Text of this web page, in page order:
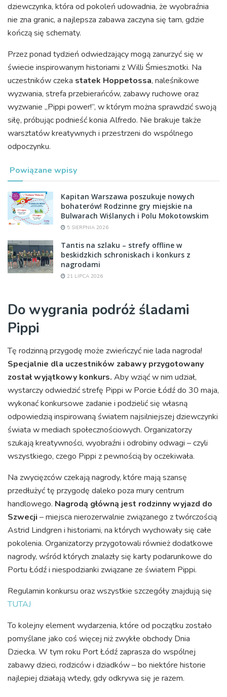
dziewczynka, która od pokoleń udowadnia, że wyobraźnia
nie zna granic, a najlepsza zabawa zaczyna się tam, gdzie
kończą się schematy.
Przez ponad tydzień odwiedzający mogą zanurzyć się w
świecie inspirowanym historiami z Willi Śmiesznotki. Na
uczestników czeka statek Hoppetossa, naleśnikowe
wyzwania, strefa przebierańców, zabawy ruchowe oraz
wyzwanie „Pippi power!”, w którym można sprawdzić swoją
siłę, próbując podnieść konia Alfredo. Nie brakuje także
warsztatów kreatywnych i przestrzeni do wspólnego
odpoczynku.
Powiązane wpisy
Kapitan Warszawa poszukuje nowych
bohaterów! Rodzinne gry miejskie na
Bulwarach Wiślanych i Polu Mokotowskim
5 SIERPNIA 2026
Tantis na szlaku – strefy offline w
beskidzkich schroniskach i konkurs z
nagrodami
21 LIPCA 2026
Do wygrania podróż śladami
Pippi
Tę rodzinną przygodę może zwieńczyć nie lada nagroda!
Specjalnie dla uczestników zabawy przygotowany
został wyjątkowy konkurs. Aby wziąć w nim udział,
wystarczy odwiedzić strefę Pippi w Porcie Łódź do 30 maja,
wykonać konkursowe zadanie i podzielić się własną
odpowiedzią inspirowaną światem najsilniejszej dziewczynki
świata w mediach społecznościowych. Organizatorzy
szukają kreatywności, wyobraźni i odrobiny odwagi – czyli
wszystkiego, czego Pippi z pewnością by oczekiwała.
Na zwycięzców czekają nagrody, które mają szansę
przedłużyć tę przygodę daleko poza mury centrum
handlowego. Nagrodą główną jest rodzinny wyjazd do
Szwecji – miejsca nierozerwalnie związanego z twórczością
Astrid Lindgren i historiami, na których wychowały się całe
pokolenia. Organizatorzy przygotowali również dodatkowe
nagrody, wśród których znalazły się karty podarunkowe do
Portu Łódź i niespodzianki związane ze światem Pippi.
Regulamin konkursu oraz wszystkie szczegóły znajdują się
TUTAJ
To kolejny element wydarzenia, które od początku zostało
pomyślane jako coś więcej niż zwykłe obchody Dnia
Dziecka. W tym roku Port Łódź zaprasza do wspólnej
zabawy dzieci, rodziców i dziadków – bo niektóre historie
najlepiej działają wtedy, gdy odkrywa się je razem.